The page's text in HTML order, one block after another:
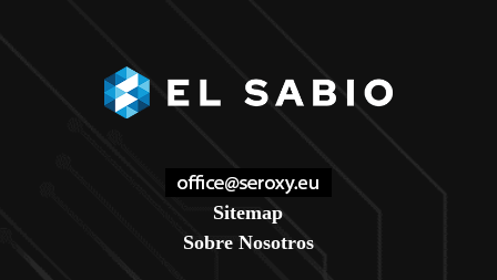
Sitemap
Sobre Nosotros